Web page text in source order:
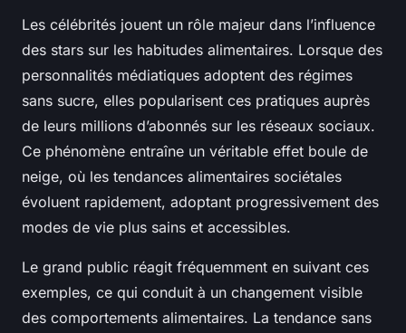
Les célébrités jouent un rôle majeur dans l’influence
des stars sur les habitudes alimentaires. Lorsque des
personnalités médiatiques adoptent des régimes
sans sucre, elles popularisent ces pratiques auprès
de leurs millions d’abonnés sur les réseaux sociaux.
Ce phénomène entraîne un véritable effet boule de
neige, où les tendances alimentaires sociétales
évoluent rapidement, adoptant progressivement des
modes de vie plus sains et accessibles.
Le grand public réagit fréquemment en suivant ces
exemples, ce qui conduit à un changement visible
des comportements alimentaires. La tendance sans